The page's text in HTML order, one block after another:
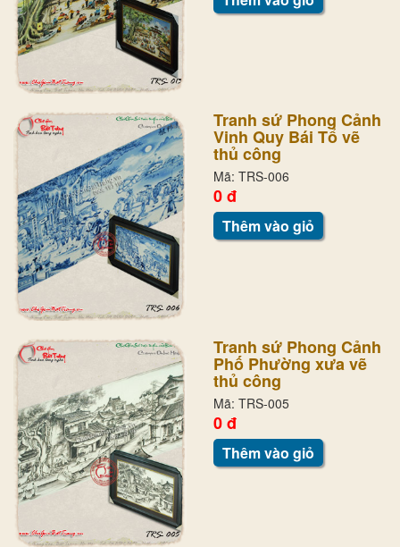
Tranh sứ Phong Cảnh
Vinh Quy Bái Tổ vẽ
thủ công
Mã: TRS-006
0 đ
Thêm vào giỏ
Tranh sứ Phong Cảnh
Phố Phường xưa vẽ
thủ công
Mã: TRS-005
0 đ
Thêm vào giỏ